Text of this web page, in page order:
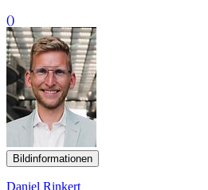
()
Bildinformationen
Daniel Rinkert